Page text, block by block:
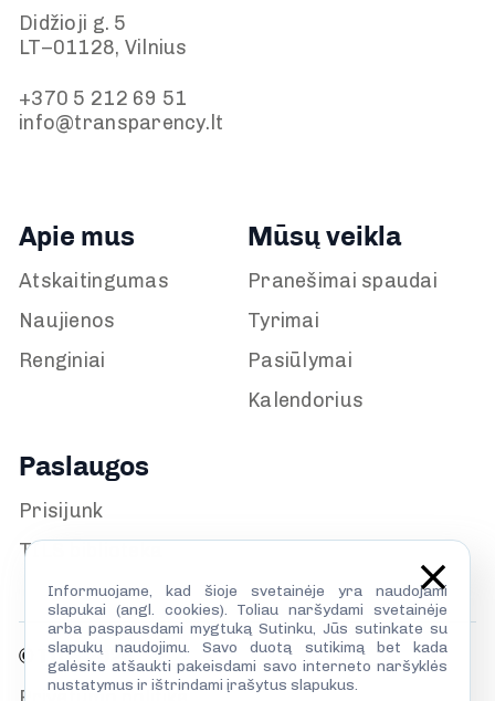
Didžioji g. 5
LT–01128, Vilnius
+370 5 212 69 51
info@transparency.lt
Apie mus
Atskaitingumas
Naujienos
Renginiai
Mūsų veikla
Pranešimai spaudai
Tyrimai
Pasiūlymai
Kalendorius
Paslaugos
Prisijunk
TILS biblioteka
© TILS 2026
Informuojame, kad šioje svetainėje yra naudojami
slapukai (angl. cookies). Toliau naršydami svetainėje
arba paspausdami mygtuką Sutinku, Jūs sutinkate su
slapukų naudojimu. Savo duotą sutikimą bet kada
galėsite atšaukti pakeisdami savo interneto naršyklės
nustatymus ir ištrindami įrašytus slapukus.